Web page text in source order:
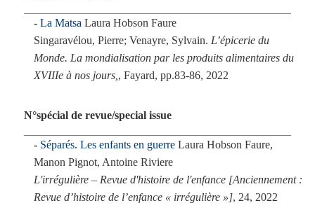
La Matsa Laura Hobson Faure
Singaravélou, Pierre; Venayre, Sylvain. L’épicerie du
Monde. La mondialisation par les produits alimentaires du
XVIIIe à nos jours, , Fayard, pp.83-86, 2022
N°spécial de revue/special issue
Séparés. Les enfants en guerre Laura Hobson Faure,
Manon Pignot, Antoine Riviere
L'irrégulière – Revue d'histoire de l'enfance [Anciennement :
Revue d’histoire de l’enfance « irrégulière »], 24, 2022